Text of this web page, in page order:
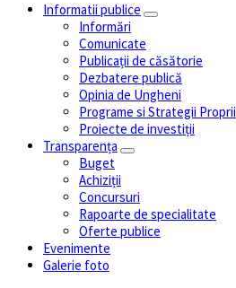
Informatii publice
Informări
Comunicate
Publicații de căsătorie
Dezbatere publică
Opinia de Ungheni
Programe si Strategii Proprii
Proiecte de investiții
Transparența
Buget
Achiziții
Concursuri
Rapoarte de specialitate
Oferte publice
Evenimente
Galerie foto